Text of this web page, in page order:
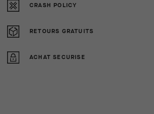
CRASH POLICY
RETOURS GRATUITS
ACHAT SECURISE